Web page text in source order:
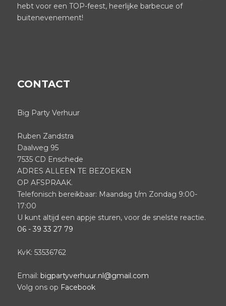
hebt voor een TOP-feest, heerlijke barbecue of
buitenevenement!
CONTACT
Big Party Verhuur
Ruben Zandstra
Daalweg 95
7535 CD Enschede
ADRES ALLEEN TE BEZOEKEN
OP AFSPRAAK.
Telefonisch bereikbaar: Maandag t/m Zondag 9:00-
17:00
U kunt altijd een appje sturen, voor de snelste reactie.
06 - 39 33 27 79
KvK: 53536762
Email: bigpartyverhuur.nl@gmail.com
Volg ons op Facebook